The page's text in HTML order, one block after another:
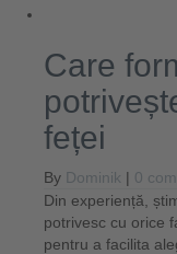
Care
feței
By Dominik | 0
Din experiență,
potrivesc cu orice
pentru a facilita